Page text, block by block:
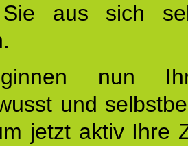
Sie aus sich
nun
und
jetzt aktiv Ihre